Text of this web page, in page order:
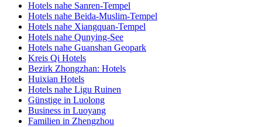
Hotels nahe Sanren-Tempel
Hotels nahe Beida-Muslim-Tempel
Hotels nahe Xiangquan-Tempel
Hotels nahe Qunying-See
Hotels nahe Guanshan Geopark
Kreis Qi Hotels
Bezirk Zhongzhan: Hotels
Huixian Hotels
Hotels nahe Ligu Ruinen
Günstige in Luolong
Business in Luoyang
Familien in Zhengzhou